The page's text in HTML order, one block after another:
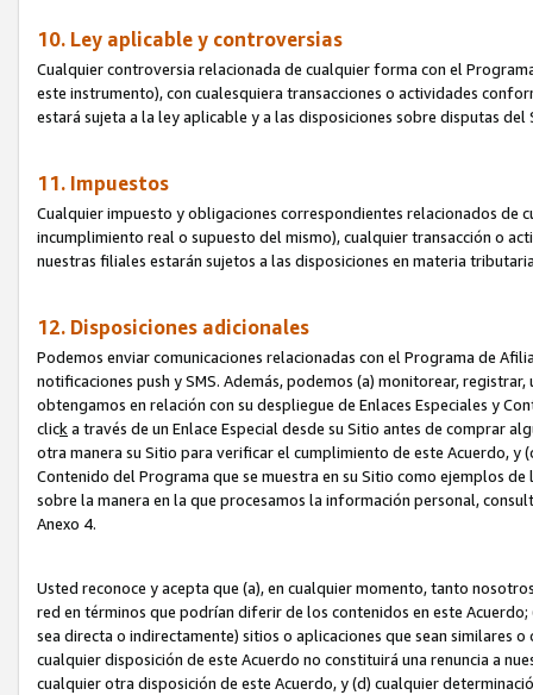
10. Ley aplicable y controversias
Cualquier controversia relacionada de cualquier forma con el
este instrumento), con cualesquiera transacciones o actividades
estará sujeta a la ley aplicable y a las disposiciones sobre disputas
11. Impuestos
Cualquier impuesto y obligaciones correspondientes relacionados de
incumplimiento real o supuesto del mismo), cualquier transacción o
nuestras filiales estarán sujetos a las disposiciones en materia
12. Disposiciones adicionales
Podemos enviar comunicaciones relacionadas con el Programa de
notificaciones push y SMS. Además, podemos (a) monitorear,
obtengamos en relación con su despliegue de Enlaces Especiales y
clicka través de un Enlace Especial desde su Sitio antes de comprar
otra manera su Sitio para verificar el cumplimiento de este Acuerdo,
Contenido del Programa que se muestra en su Sitio como ejemplos
sobre la manera en la que procesamos la información personal,
Anexo 4.
Usted reconoce y acepta que (a), en cualquier momento, tanto
red en términos que podrían diferir de los contenidos en este
sea directa o indirectamente) sitios o aplicaciones que sean similares
cualquier disposición de este Acuerdo no constituirá una renuncia a
cualquier otra disposición de este Acuerdo, y (d) cualquier